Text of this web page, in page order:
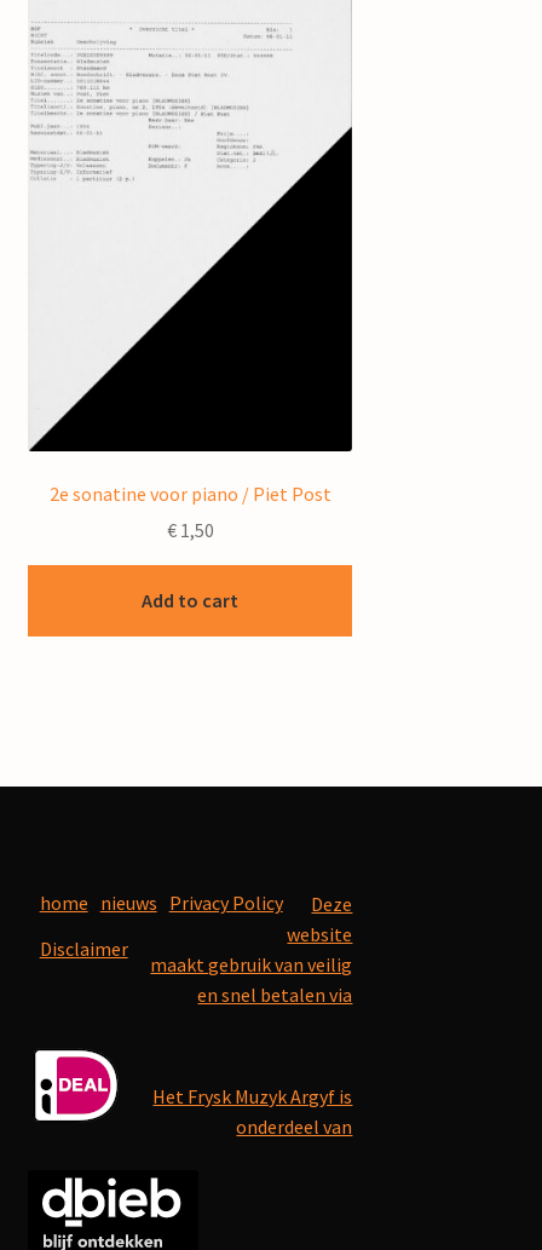
2e sonatine voor piano / Piet Post
€1,50
Add to cart
home nieuws Privacy Policy
Disclaimer
Deze
website
maakt gebruik van veilig
en snel betalen via
Het Frysk Muzyk Argyf is
onderdeel van